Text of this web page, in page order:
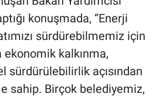
konuşmada, “Enerji
sürdürebilmemiz için
ekonomik kalkınma,
sürdürülebilirlik açısından
sahip. Birçok belediyemiz,